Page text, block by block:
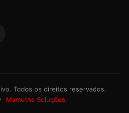
Todos os direitos reservados.
Mamuths Soluções